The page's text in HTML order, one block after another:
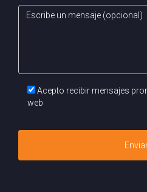
este proceso con confianza.
Acepto recibir mensajes
web